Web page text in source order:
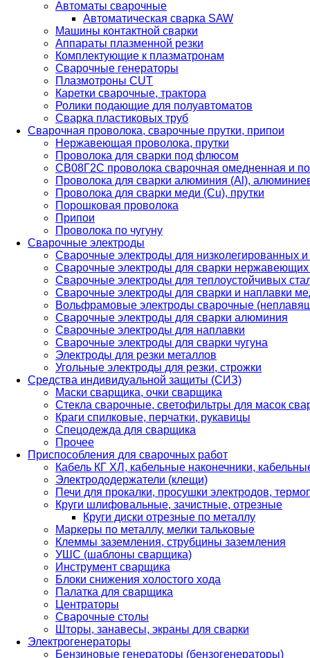
Автоматы сварочные
Автоматическая сварка SAW
Машины контактной сварки
Аппараты плазменной резки
Комплектующие к плазматронам
Сварочные генераторы
Плазмотроны CUT
Каретки сварочные, трактора
Ролики подающие для полуавтоматов
Сварка пластиковых труб
Сварочная проволока, сварочные прутки, припои
Нержавеющая проволока, прутки
Проволока для сварки под флюсом
СВ08Г2С проволока сварочная омедненная и
Проволока для сварки алюминия (Al),
Проволока для сварки меди (Cu), прутки
Порошковая проволока
Припои
Проволока по чугуну
Сварочные электроды
Сварочные электроды для низколегированных и
Сварочные электроды для сварки
Сварочные электроды для теплоустойчивых
Сварочные электроды для сварки и наплавки
Вольфрамовые электроды сварочные
Сварочные электроды для сварки алюминия
Сварочные электроды для наплавки
Сварочные электроды для сварки чугуна
Электроды для резки металлов
Угольные электроды для резки, строжки
Средства индивидуальной защиты (СИЗ)
Маски сварщика, очки сварщика
Стекла сварочные, светофильтры для масок
Краги спилковые, перчатки, рукавицы
Спецодежда для сварщика
Прочее
Приспособления для сварочных работ
Кабель КГ ХЛ, кабельные наконечники,
Электрододержатели (клещи)
Печи для прокалки, просушки электродов,
Круги шлифовальные, зачистные, отрезные
Круги диски отрезные по металлу
Маркеры по металлу, мелки тальковые
Клеммы заземления, струбцины заземления
УШС (шаблоны сварщика)
Инструмент сварщика
Блоки снижения холостого хода
Палатка для сварщика
Центраторы
Сварочные столы
Шторы, занавесы, экраны для сварки
Электрогенераторы
Бензиновые генераторы (бензогенераторы)